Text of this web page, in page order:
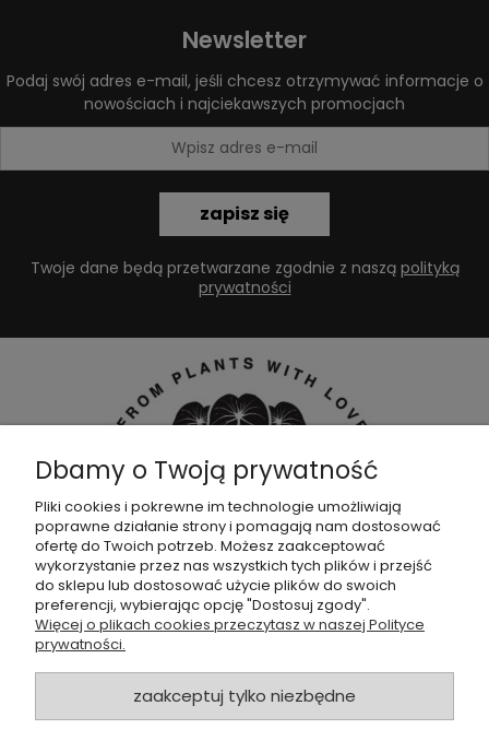
Newsletter
Podaj swój adres e-mail, jeśli chcesz otrzymywać informacje o
nowościach i najciekawszych promocjach
zapisz się
Twoje dane będą przetwarzane zgodnie z naszą polityką
prywatności
Dołącz do naszejgrupy facebookowej !
POMOC
SKLEP
Dbamy o Twoją prywatność
Pliki cookies i pokrewne im technologie umożliwiają
poprawne działanie strony i pomagają nam dostosować
ofertę do Twoich potrzeb. Możesz zaakceptować
wykorzystanie przez nas wszystkich tych plików i przejść
do sklepu lub dostosować użycie plików do swoich
preferencji, wybierając opcję "Dostosuj zgody".
Więcej o plikach cookies przeczytasz w naszej Polityce
prywatności.
zaakceptuj tylko niezbędne